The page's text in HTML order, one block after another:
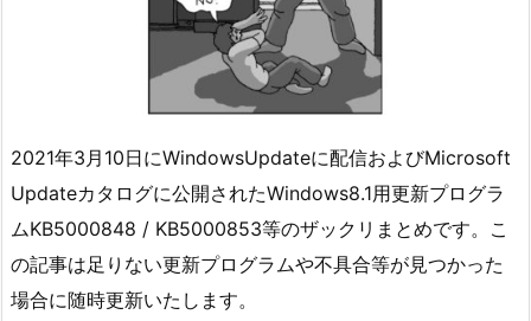
2021年3月10日にWindowsUpdateに配信およびMicrosoft
Updateカタログに公開されたWindows8.1用更新プログラ
ムKB5000848 / KB5000853等のザックリまとめです。こ
の記事は足りない更新プログラムや不具合等が見つかった
場合に随時更新いたします。